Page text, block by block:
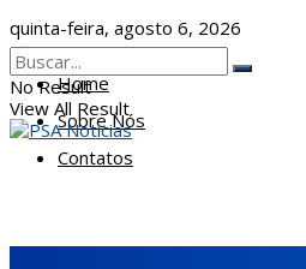
quinta-feira, agosto 6, 2026
Home
Sobre Nós
Contatos
No Result
View All Result